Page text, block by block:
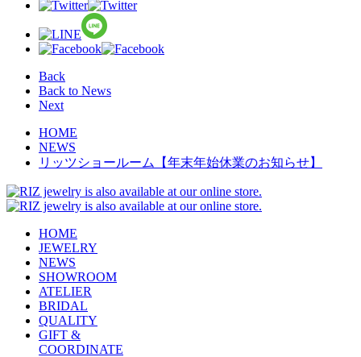
Back
Back to News
Next
HOME
NEWS
リッツショールーム【年末年始休業のお知らせ】
HOME
JEWELRY
NEWS
SHOWROOM
ATELIER
BRIDAL
QUALITY
GIFT &
COORDINATE